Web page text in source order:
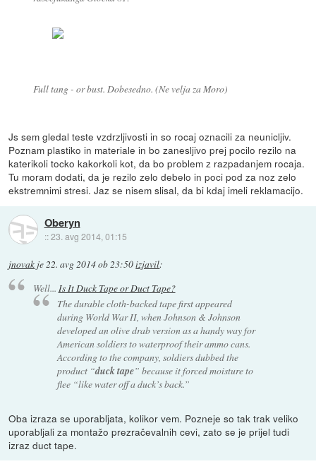
Full tang - or bust. Dobesedno. (Ne velja za Moro)
Js sem gledal teste vzdrzljivosti in so rocaj oznacili za neunicljiv.
Poznam plastiko in materiale in bo zanesljivo prej pocilo rezilo na
katerikoli tocko kakorkoli kot, da bo problem z razpadanjem rocaja.
Tu moram dodati, da je rezilo zelo debelo in poci pod za noz zelo
ekstremnimi stresi. Jaz se nisem slisal, da bi kdaj imeli reklamacijo.
Oberyn
::23. avg 2014, 01:15
jnovak je22. avg 2014 ob 23:50izjavil:
Well... Is It Duck Tape or Duct Tape?
The durable cloth-backed tape first appeared
during World War II, when Johnson & Johnson
developed an olive drab version as a handy way for
American soldiers to waterproof their ammo cans.
According to the company, soldiers dubbed the
product “duck tape” because it forced moisture to
flee “like water off a duck’s back.”
Oba izraza se uporabljata, kolikor vem. Pozneje so tak trak veliko
uporabljali za montažo prezračevalnih cevi, zato se je prijel tudi
izraz duct tape.